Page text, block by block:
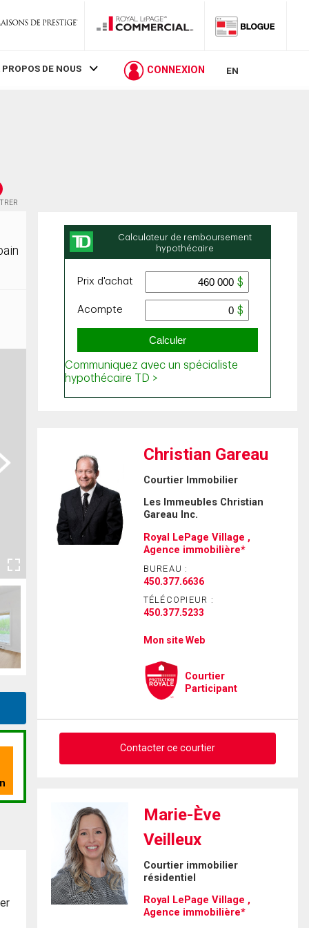
PROPOS DE NOUS CONNEXION EN
Christian Gareau
Courtier Immobilier
Les Immeubles Christian
Gareau Inc.
Royal LePage Village ,
Agence immobilière*
BUREAU :
450.377.6636
TÉLÉCOPIEUR :
450.377.5233
Mon site Web
Courtier
Participant
Contacter ce courtier
Demander des infos sur cette
inscription
Prénom
Nom
Courriel
Marie-Ève
Veilleux
Courtier immobilier
résidentiel
Royal LePage Village ,
Agence immobilière*